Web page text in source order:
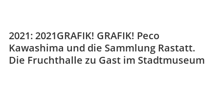
2021: 2021GRAFIK! GRAFIK! Peco
Kawashima und die Sammlung Rastatt.
Die Fruchthalle zu Gast im Stadtmuseum